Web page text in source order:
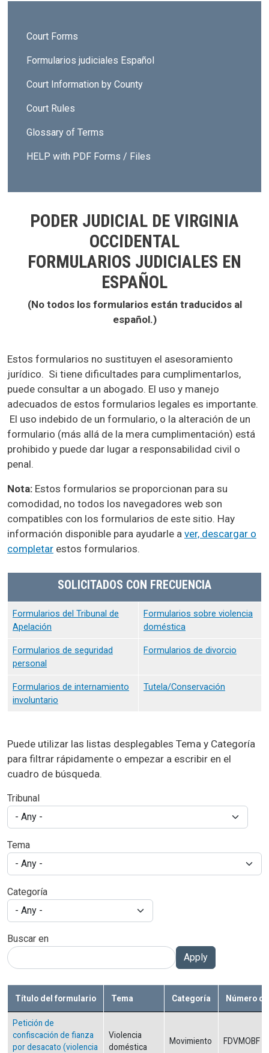
Court Forms
Formularios judiciales Español
Court Information by County
Court Rules
Glossary of Terms
HELP with PDF Forms / Files
PODER JUDICIAL DE VIRGINIA
OCCIDENTAL
FORMULARIOS JUDICIALES EN
ESPAÑOL
(No todos los formularios están traducidos al
español.)
Estos formularios no sustituyen el asesoramiento
jurídico. Si tiene dificultades para cumplimentarlos,
puede consultar a un abogado. El uso y manejo
adecuados de estos formularios legales es importante.
El uso indebido de un formulario, o la alteración de un
formulario (más allá de la mera cumplimentación) está
prohibido y puede dar lugar a responsabilidad civil o
penal.
Nota: Estos formularios se proporcionan para su
comodidad, no todos los navegadores web son
compatibles con los formularios de este sitio. Hay
información disponible para ayudarle a ver, descargar o
completar estos formularios.
SOLICITADOS CON FRECUENCIA
Formularios del Tribunal de
Apelación
Formularios sobre violencia
doméstica
Formularios de seguridad
personal
Formularios de divorcio
Formularios de internamiento
involuntario
Tutela/Conservación
Puede utilizar las listas desplegables Tema y Categoría
para filtrar rápidamente o empezar a escribir en el
cuadro de búsqueda.
Tribunal
Tema
Categoría
Buscar en
Apply
Título del formulario Tema Categoría Número
Petición de
confiscación de fianza
por desacato (violencia
Violencia
doméstica
Movimiento FDVMOBF